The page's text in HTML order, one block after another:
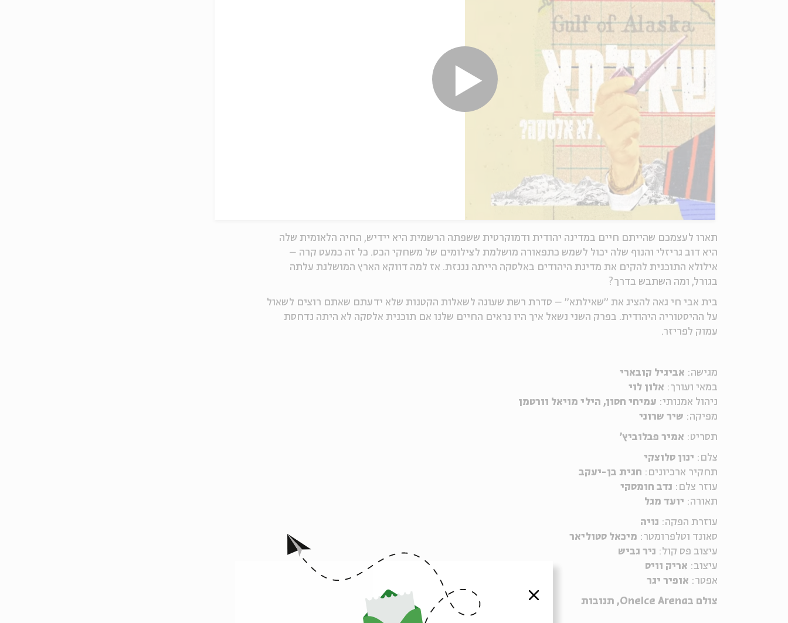
תארו לעצמכם שהייתם חיים במדינה יהודית ודמוקרטית ששפתה הרשמית היא יידיש, החיה הלאומית שלה
היא דוב גריזלי והנוף שלה יכול לשמש כתפאורה מושלמת לצילומים של משחקי הכס. כל זה כמעט קרה –
אילולא התוכנית להקים את מדינת היהודים באלסקה הייתה נגנזת. אז למה דווקא הארץ המושלגת עלתה
בגורל, ומה השתבש בדרך?
בית אבי חי גאה להציג את ״שאילתא״ – סדרת רשת שעונה לשאלות הקטנות שלא ידעתם שאתם רוצים לשאול
על ההיסטוריה היהודית. בפרק השני נשאל איך היו נראים החיים שלנו אם תוכנית אלסקה לא היתה נדחסת
עמוק לפריזר.
מגישה: אביגיל קובארי
במאי ועורך: אלון לוי
ניהול אמנותי: עמיחי חסון, הילי מויאל וורטמן
מפיקה: שיר שרוני
תסריט: אמיר פבלוביץ'
צלם: ינון סלוצקי
תחקיר ארכיונים: חגית בן-יעקב
עוזר צלם: נדב חומסקי
תאורה: יועד מגל
עוזרת הפקה: נויה
סאונד וטלפרומטר: מיכאל סטוליאר
עיצוב פס קול: ניר גביש
עיצוב: אריק וויס
אפטר: אופיר יגר
צולם בOneIce Arena, תנובות
סגור